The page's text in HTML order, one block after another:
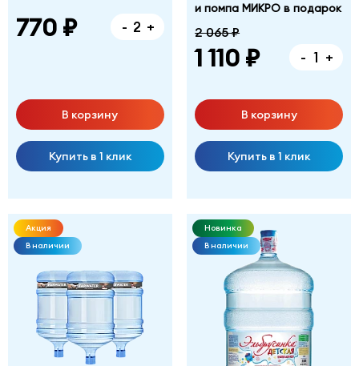
770 ₽ - +
В корзину
Купить в 1 клик
и помпа МИКРО в подарок
2 065 ₽
1 110 ₽ - +
В корзину
Купить в 1 клик
Акция
В наличии
Новинка
В наличии